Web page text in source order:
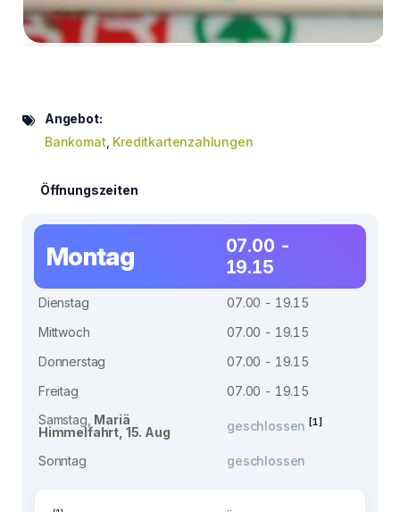
Angebot:
Bankomat Kreditkartenzahlungen
Öffnungszeiten
Montag
07.00 -
19.15
Dienstag
07.00 - 19.15
Mittwoch
07.00 - 19.15
Donnerstag
07.00 - 19.15
Freitag
07.00 - 19.15
Samstag, Mariä
Himmelfahrt, 15. Aug
geschlossen [1]
Sonntag geschlossen